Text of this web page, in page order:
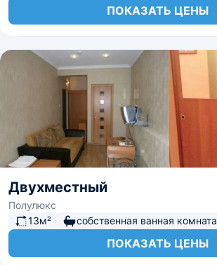
ПОКАЗАТЬ ЦЕНЫ
Двухместный
Полулюкс
13м²
собственная ванная комната
ПОКАЗАТЬ ЦЕНЫ